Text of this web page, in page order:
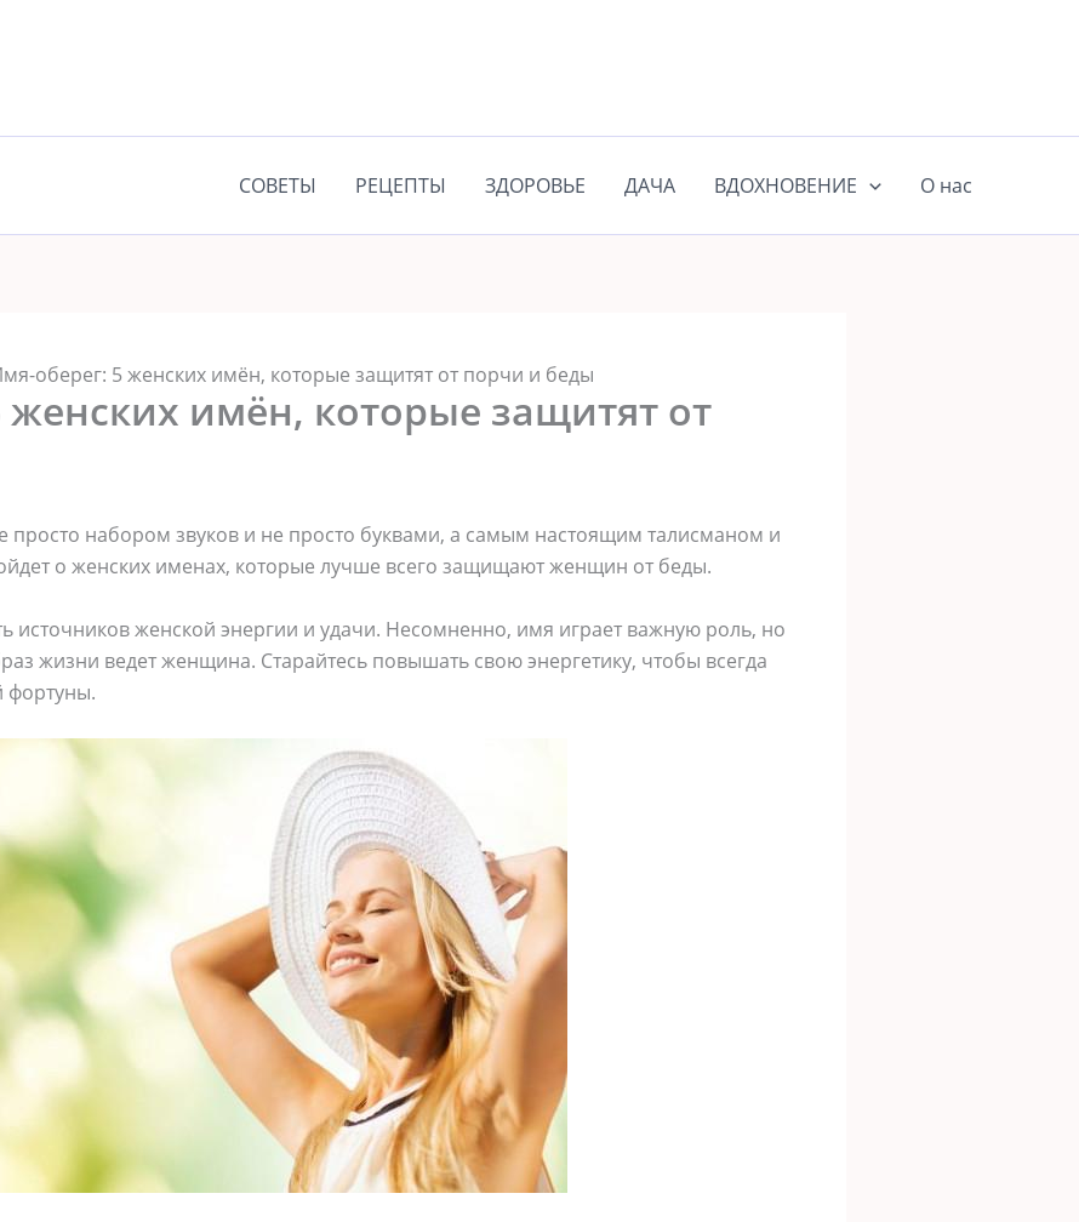
СОВЕТЫ РЕЦЕПТЫ ЗДОРОВЬЕ ДАЧА ВДОХНОВЕНИЕ О нас
оберег: 5 женских имён, которые защитят от порчи и беды
женских имён, которые защитят от
просто набором звуков и не просто буквами, а самым настоящим талисманом и
о женских именах, которые лучше всего защищают женщин от беды.
источников женской энергии и удачи. Несомненно, имя играет важную роль, но
жизни ведет женщина. Старайтесь повышать свою энергетику, чтобы всегда
фортуны.